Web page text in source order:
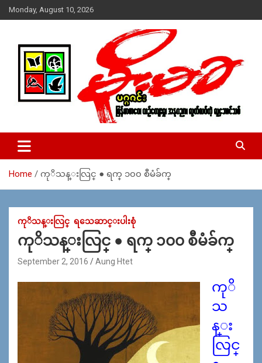
Skip
to
Monday, August 10, 2026
MoeMaKa Burmese News &
Media
ယ္ေရး – အမွတ္ ၂၅၄၊ ပထပ္၊ လမ္း ၄၀၊ ေက်ာက္တံတား၊ ရန္ကုန္။
(ဖုုံး – ၀၉ ၂၅၂ ၂၄၉ ၀၉၄ ၊ ၀၉ ၄၂၁ ၇၄၃ ၇၅၃ ၊ ၀၉ ၅၀၄ ၁၀ ၅၈) ျ
ဇာေစ်းသစ္ ။ ၀၉ ၇၈၆၈၃၇ ၃၀၅ / ၀၉ ၉၆၃၆၉၉၈၃၄
Home ကုိသန္းလြင္ ● ရက္ ၁၀၀ စီမံခ်က္
ကုိသန္းလြင္ ရသေဆာင္းပါးစုံ
ကုိသန္းလြင္ ● ရက္ ၁၀၀ စီမံခ်က္
September 2, 2016 Aung Htet
ကုိ
သ
န္း
လြင္